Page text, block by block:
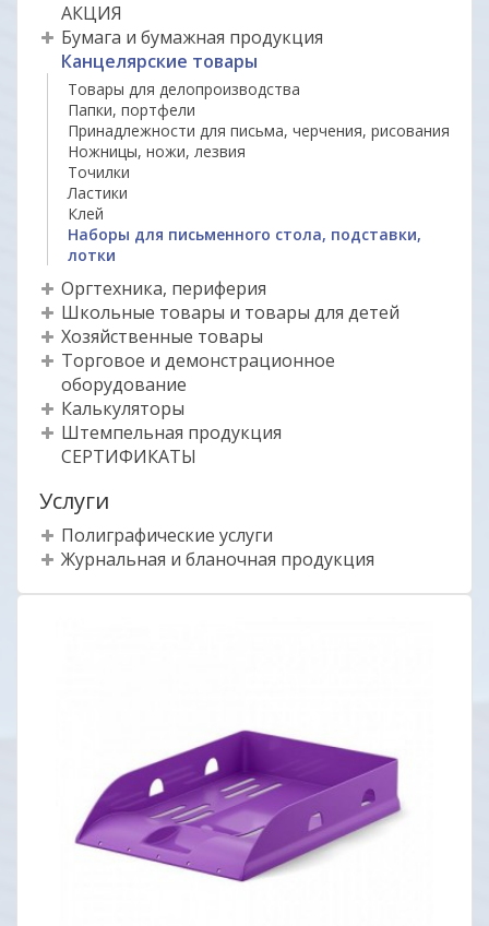
АКЦИЯ
Бумага и бумажная продукция
Канцелярские товары
Товары для делопроизводства
Папки, портфели
Принадлежности для письма, черчения, рисования
Ножницы, ножи, лезвия
Точилки
Ластики
Клей
Наборы для письменного стола, подставки,
лотки
Оргтехника, периферия
Школьные товары и товары для детей
Хозяйственные товары
Торговое и демонстрационное
оборудование
Калькуляторы
Штемпельная продукция
СЕРТИФИКАТЫ
Услуги
Полиграфические услуги
Журнальная и бланочная продукция